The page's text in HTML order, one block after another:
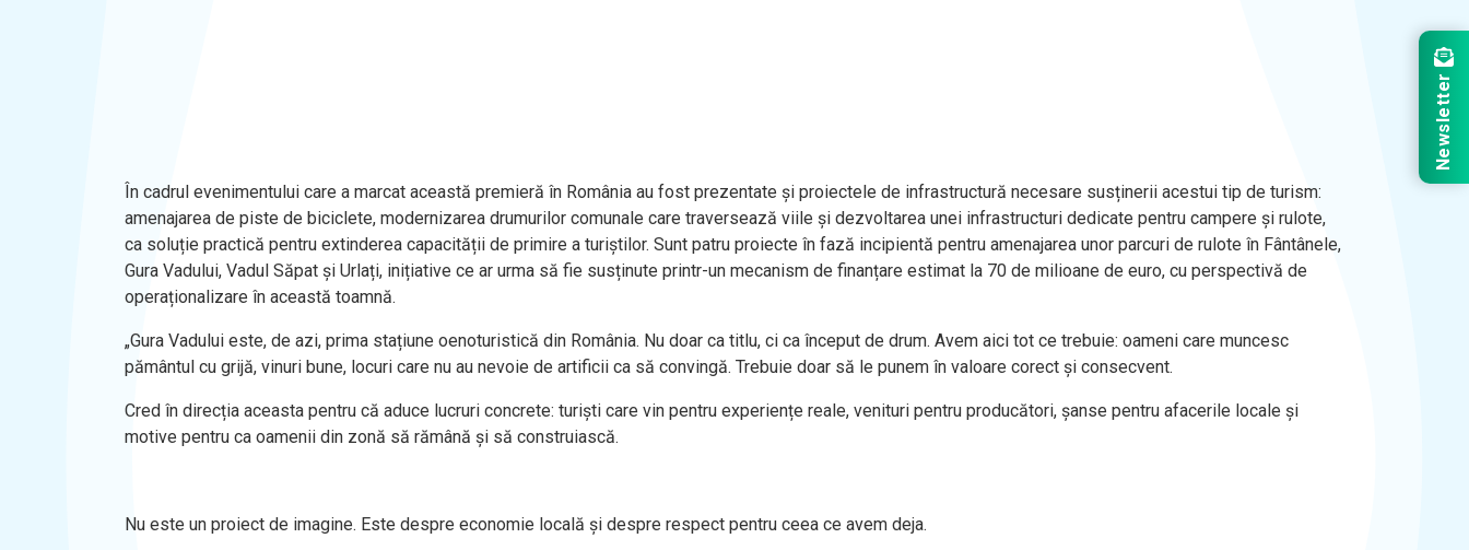
În cadrul evenimentului care a marcat această premieră în România au fost prezentate și proiectele de infrastructură necesare susținerii acestui tip de turism:
amenajarea de piste de biciclete, modernizarea drumurilor comunale care traversează viile și dezvoltarea unei infrastructuri dedicate pentru campere și rulote,
ca soluție practică pentru extinderea capacității de primire a turiștilor. Sunt patru proiecte în fază incipientă pentru amenajarea unor parcuri de rulote în Fântânele,
Gura Vadului, Vadul Săpat și Urlați, inițiative ce ar urma să fie susținute printr-un mecanism de finanțare estimat la 70 de milioane de euro, cu perspectivă de
operaționalizare în această toamnă.
„Gura Vadului este, de azi, prima stațiune oenoturistică din România. Nu doar ca titlu, ci ca început de drum. Avem aici tot ce trebuie: oameni care muncesc
pământul cu grijă, vinuri bune, locuri care nu au nevoie de artificii ca să convingă. Trebuie doar să le punem în valoare corect și consecvent.
Cred în direcția aceasta pentru că aduce lucruri concrete: turiști care vin pentru experiențe reale, venituri pentru producători, șanse pentru afacerile locale și
motive pentru ca oamenii din zonă să rămână și să construiască.
Nu este un proiect de imagine. Este despre economie locală și despre respect pentru ceea ce avem deja.
Newsletter